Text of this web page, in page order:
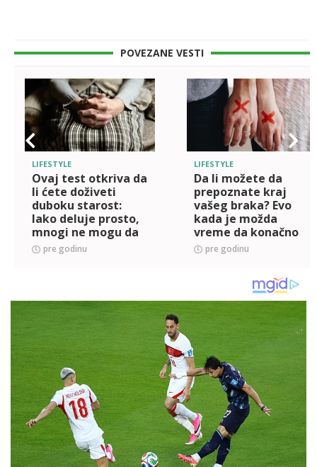
POVEZANE VESTI
LIFESTYLE
Ovaj test otkriva da
li ćete doživeti
duboku starost:
Iako deluje prosto,
mnogi ne mogu da
ga urade! (VIDEO)
pre godinu
LIFESTYLE
Da li možete da
prepoznate kraj
vašeg braka? Evo
kada je možda
vreme da konačno
krenete dalje
pre godinu